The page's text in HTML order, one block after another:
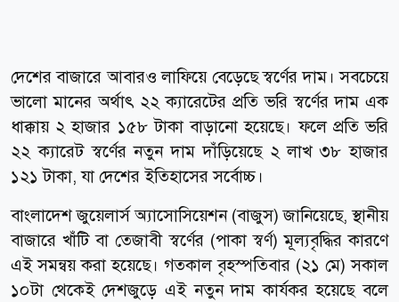
দেশের বাজারে আবারও লাফিয়ে বেড়েছে স্বর্ণের দাম। সবচেয়ে
ভালো মানের অর্থাৎ ২২ ক্যারেটের প্রতি ভরি স্বর্ণের দাম এক
ধাক্কায় ২ হাজার ১৫৮ টাকা বাড়ানো হয়েছে। ফলে প্রতি ভরি
২২ ক্যারেট স্বর্ণের নতুন দাম দাঁড়িয়েছে ২ লাখ ৩৮ হাজার
১২১ টাকা, যা দেশের ইতিহাসের সর্বোচ্চ।
বাংলাদেশ জুয়েলার্স অ্যাসোসিয়েশন (বাজুস) জানিয়েছে, স্থানীয়
বাজারে খাঁটি বা তেজাবী স্বর্ণের (পাকা স্বর্ণ) মূল্যবৃদ্ধির কারণে
এই সমন্বয় করা হয়েছে। গতকাল বৃহস্পতিবার (২১ মে) সকাল
১০টা থেকেই দেশজুড়ে এই নতুন দাম কার্যকর হয়েছে বলে